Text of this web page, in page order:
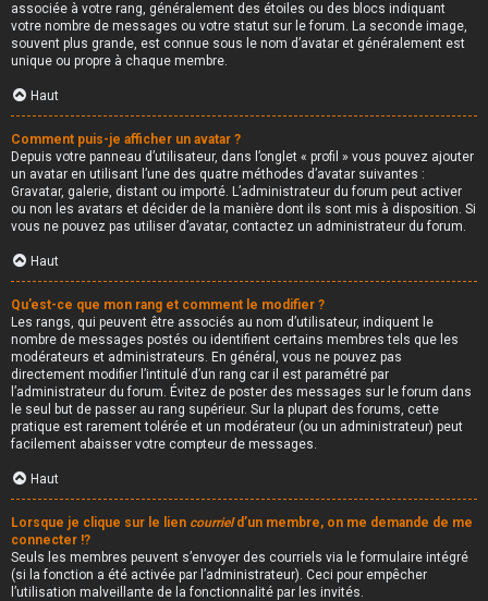
associée à votre rang, généralement des étoiles ou des blocs indiquant
votre nombre de messages ou votre statut sur le forum. La seconde image,
souvent plus grande, est connue sous le nom d’avatar et généralement est
unique ou propre à chaque membre.
Haut
Comment puis-je afficher un avatar ?
Depuis votre panneau d’utilisateur, dans l’onglet « profil » vous pouvez ajouter
un avatar en utilisant l’une des quatre méthodes d’avatar suivantes :
Gravatar, galerie, distant ou importé. L’administrateur du forum peut activer
ou non les avatars et décider de la manière dont ils sont mis à disposition. Si
vous ne pouvez pas utiliser d’avatar, contactez un administrateur du forum.
Haut
Qu’est-ce que mon rang et comment le modifier ?
Les rangs, qui peuvent être associés au nom d’utilisateur, indiquent le
nombre de messages postés ou identifient certains membres tels que les
modérateurs et administrateurs. En général, vous ne pouvez pas
directement modifier l’intitulé d’un rang car il est paramétré par
l’administrateur du forum. Évitez de poster des messages sur le forum dans
le seul but de passer au rang supérieur. Sur la plupart des forums, cette
pratique est rarement tolérée et un modérateur (ou un administrateur) peut
facilement abaisser votre compteur de messages.
Haut
Lorsque je clique sur le lien courrield’un membre, on me demande de me
connecter !?
Seuls les membres peuvent s’envoyer des courriels via le formulaire intégré
(si la fonction a été activée par l’administrateur). Ceci pour empêcher
l’utilisation malveillante de la fonctionnalité par les invités.